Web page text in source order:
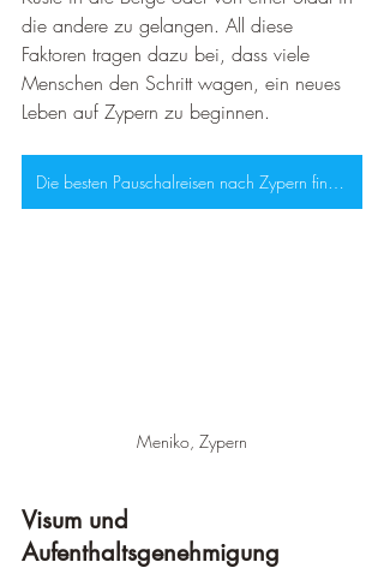
die andere zu gelangen. All diese
Faktoren tragen dazu bei, dass viele
Menschen den Schritt wagen, ein neues
Leben auf Zypern zu beginnen.
Die besten Pauschalreisen nach Zypern findet ihr hier!
Meniko, Zypern
Visum und
Aufenthaltsgenehmigung